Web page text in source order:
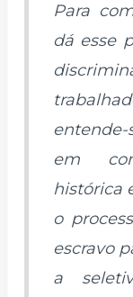
Para
dá esse
em
histórica
o
escravo
a